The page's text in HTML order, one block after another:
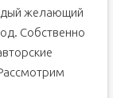
желающий
Собственно